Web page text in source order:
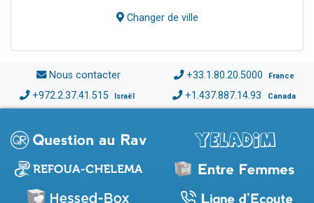
Changer de ville
Nous contacter +33.1.80.20.5000 France
+972.2.37.41.515 Israël +1.437.887.14.93 Canada